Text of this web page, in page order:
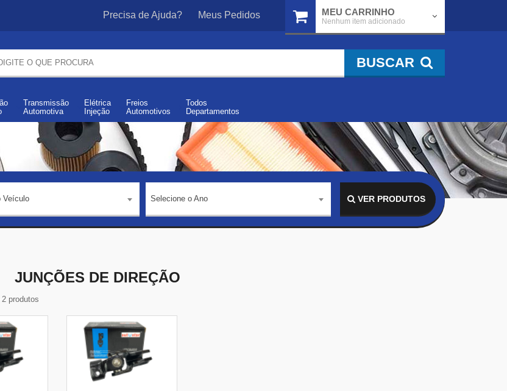
Precisa de Ajuda? Meus Pedidos MEU CARRINHO
Nenhum item adicionado
BUSCAR
Transmissão
Automotiva
Elétrica
Injeção
Freios
Automotivos
Todos
Departamentos
Veículo Selecione o Ano VER PRODUTOS
JUNÇÕES DE DIREÇÃO
produtos